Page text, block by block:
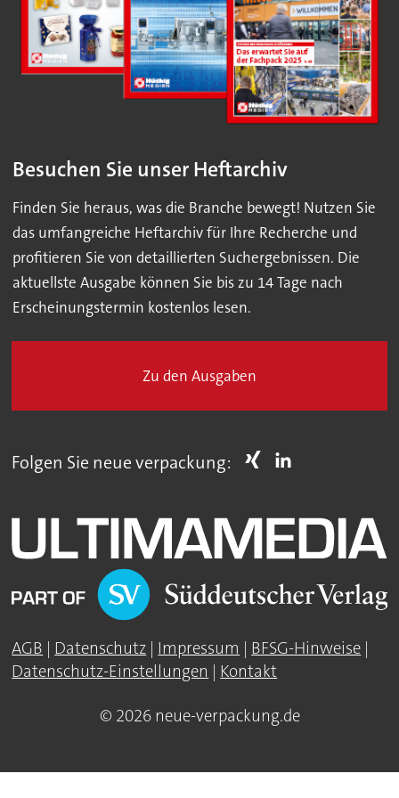
Besuchen Sie unser Heftarchiv
Finden Sie heraus, was die Branche bewegt! Nutzen Sie
das umfangreiche Heftarchiv für Ihre Recherche und
profitieren Sie von detaillierten Suchergebnissen. Die
aktuellste Ausgabe können Sie bis zu 14 Tage nach
Erscheinungstermin kostenlos lesen.
Zu den Ausgaben
Folgen Sie neue verpackung:
AGB Datenschutz Impressum BFSG-Hinweise
Datenschutz-Einstellungen
Kontakt
© 2026 neue-verpackung.de